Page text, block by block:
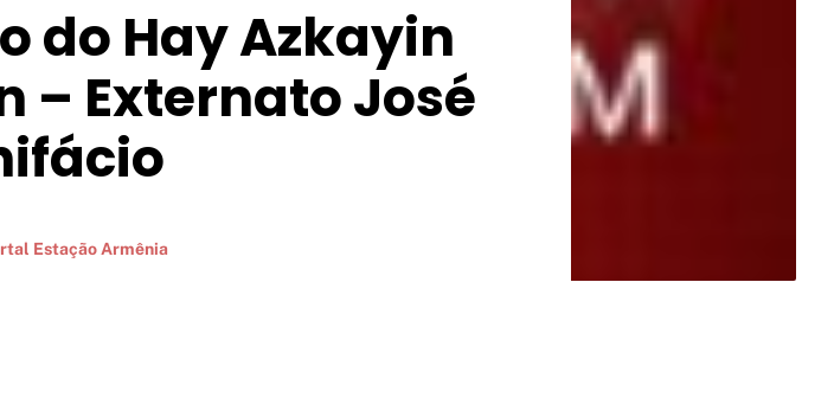
do Hay Azkayin
– Externato José
Estação Armênia